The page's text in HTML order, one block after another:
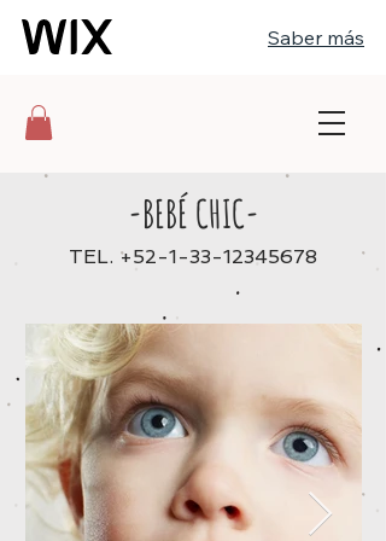
Saber más